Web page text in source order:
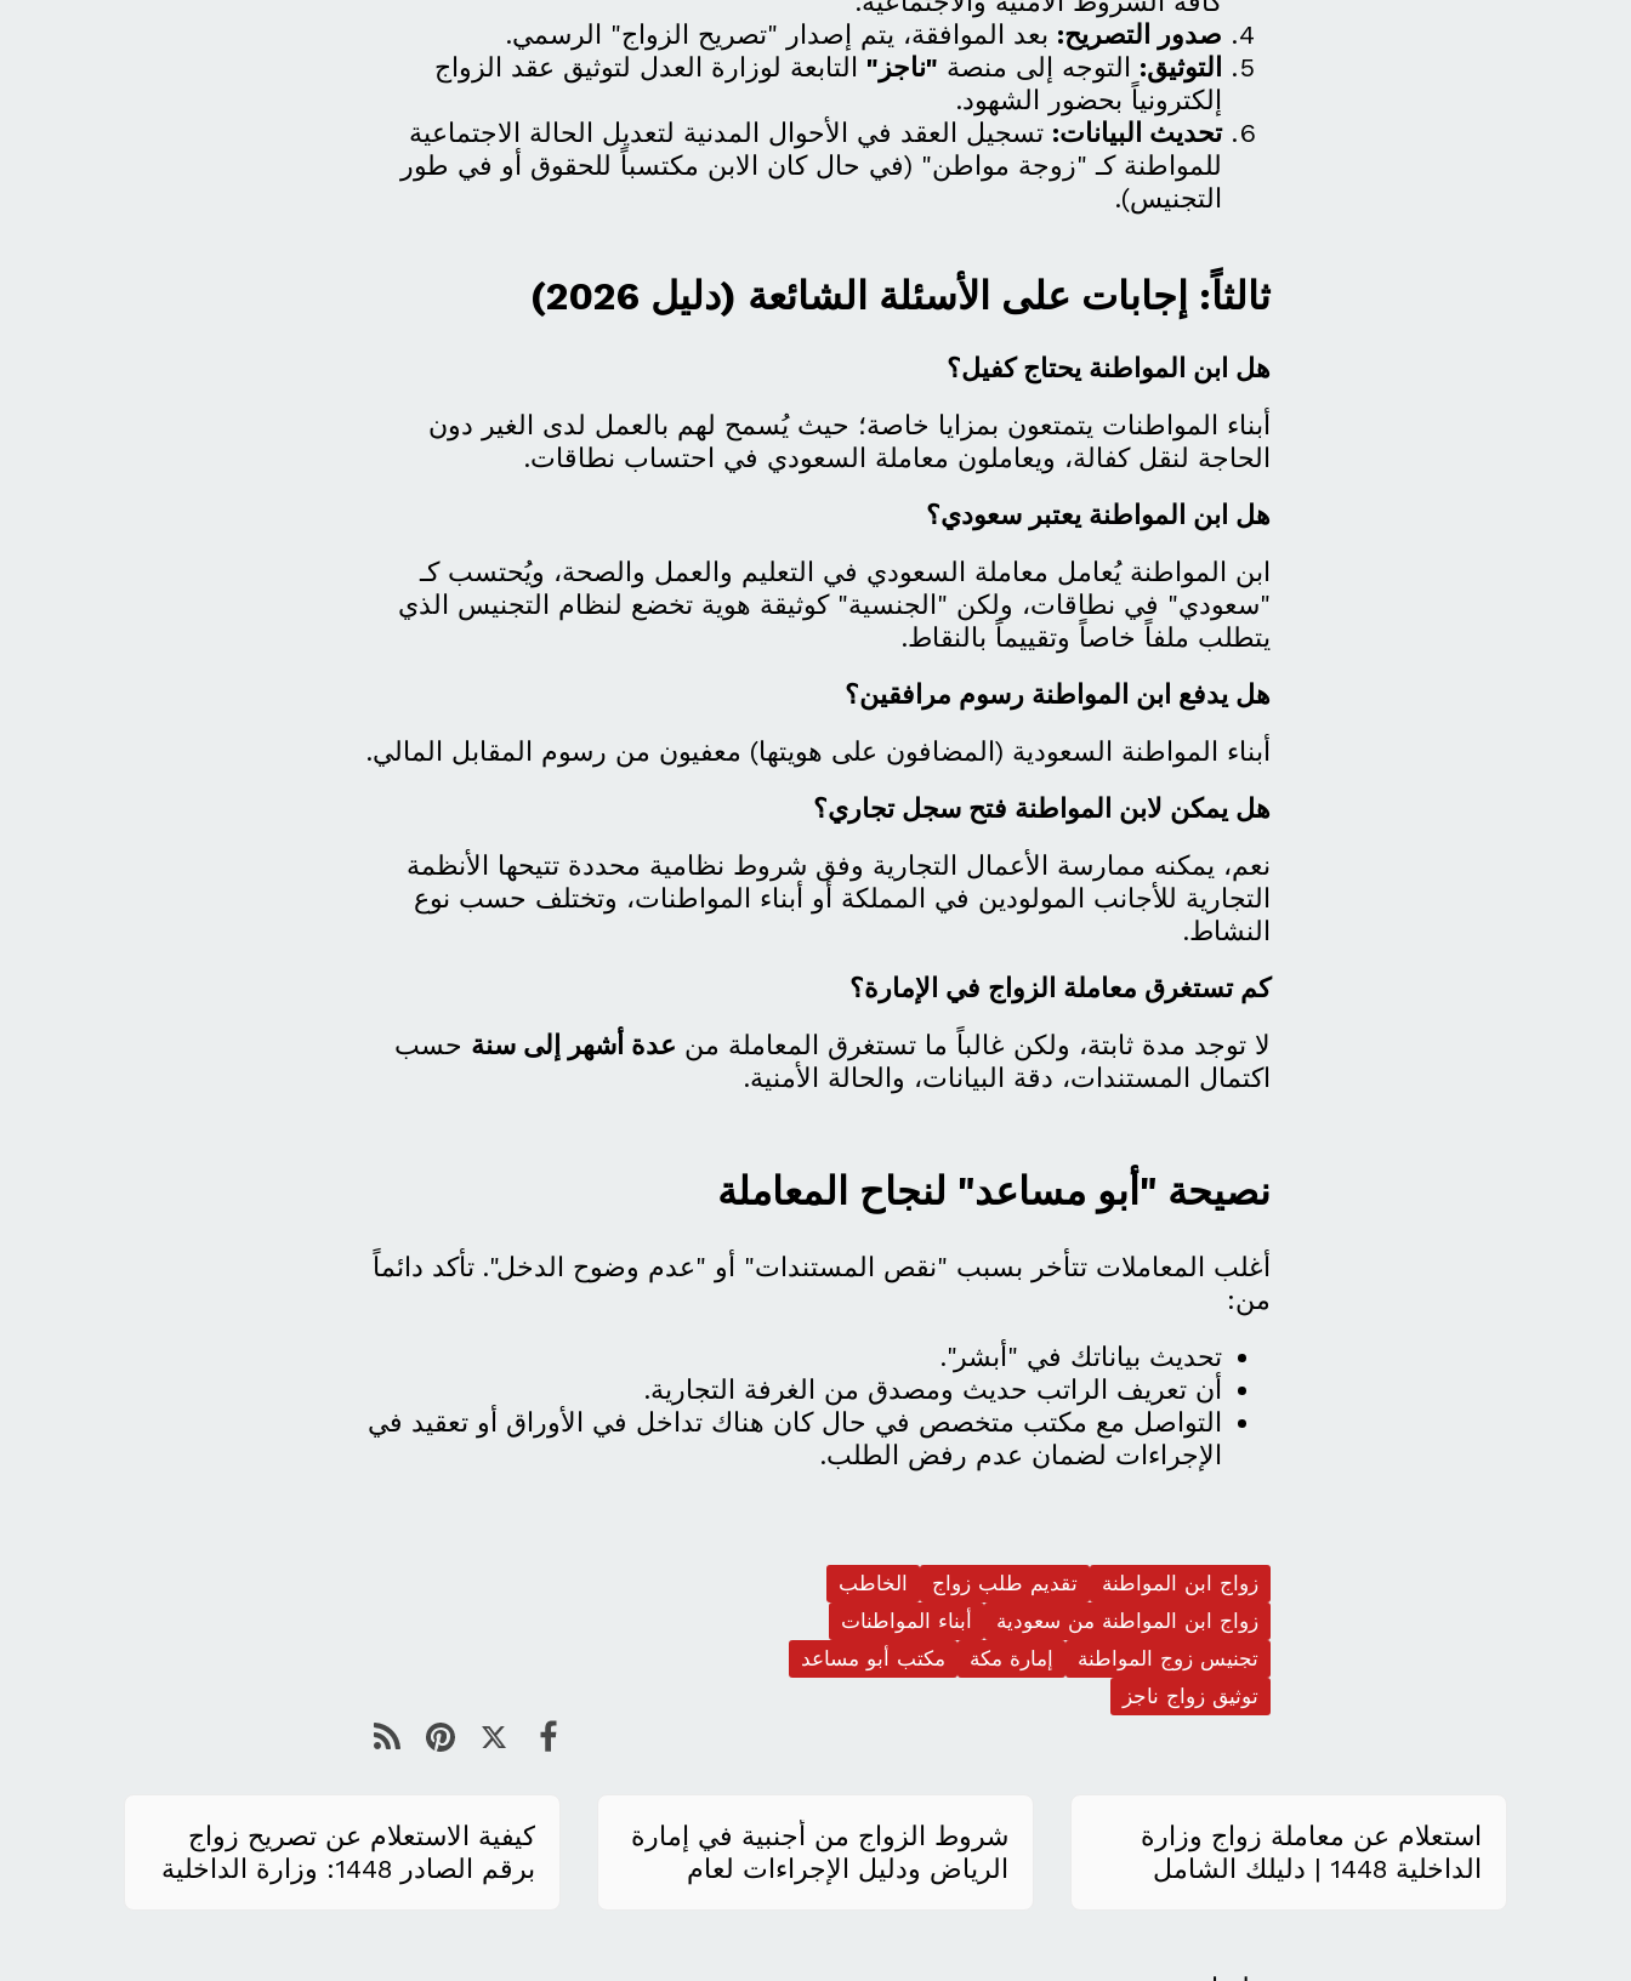
صدور التصريح: بعد الموافقة، يتم إصدار "تصريح الزواج" الرسمي.
التوثيق: التوجه إلى منصة "ناجز" التابعة لوزارة العدل لتوثيق عقد الزواج
إلكترونياً بحضور الشهود.
تحديث البيانات: تسجيل العقد في الأحوال المدنية لتعديل الحالة الاجتماعية
للمواطنة كـ "زوجة مواطن" (في حال كان الابن مكتسباً للحقوق أو في طور
التجنيس).
ثالثاً: إجابات على الأسئلة الشائعة (دليل 2026)
هل ابن المواطنة يحتاج كفيل؟
أبناء المواطنات يتمتعون بمزايا خاصة؛ حيث يُسمح لهم بالعمل لدى الغير دون
الحاجة لنقل كفالة، ويعاملون معاملة السعودي في احتساب نطاقات.
هل ابن المواطنة يعتبر سعودي؟
ابن المواطنة يُعامل معاملة السعودي في التعليم والعمل والصحة، ويُحتسب كـ
"سعودي" في نطاقات، ولكن "الجنسية" كوثيقة هوية تخضع لنظام التجنيس الذي
يتطلب ملفاً خاصاً وتقييماً بالنقاط.
هل يدفع ابن المواطنة رسوم مرافقين؟
أبناء المواطنة السعودية (المضافون على هويتها) معفيون من رسوم المقابل المالي.
هل يمكن لابن المواطنة فتح سجل تجاري؟
نعم، يمكنه ممارسة الأعمال التجارية وفق شروط نظامية محددة تتيحها الأنظمة
التجارية للأجانب المولودين في المملكة أو أبناء المواطنات، وتختلف حسب نوع
النشاط.
كم تستغرق معاملة الزواج في الإمارة؟
لا توجد مدة ثابتة، ولكن غالباً ما تستغرق المعاملة من عدة أشهر إلى سنة حسب
اكتمال المستندات، دقة البيانات، والحالة الأمنية.
نصيحة "أبو مساعد" لنجاح المعاملة
أغلب المعاملات تتأخر بسبب "نقص المستندات" أو "عدم وضوح الدخل". تأكد دائماً
من:
تحديث بياناتك في "أبشر".
أن تعريف الراتب حديث ومصدق من الغرفة التجارية.
التواصل مع مكتب متخصص في حال كان هناك تداخل في الأوراق أو تعقيد في
الإجراءات لضمان عدم رفض الطلب.
زواج ابن المواطنة تقديم طلب زواج
الخاطب
زواج ابن المواطنة من سعودية
أبناء المواطنات
تجنيس زوج المواطنة
إمارة مكة
مكتب أبو مساعد
توثيق زواج ناجز
استعلام عن معاملة زواج وزارة
الداخلية 1448 | دليلك الشامل
شروط الزواج من أجنبية في إمارة
الرياض ودليل الإجراءات لعام
كيفية الاستعلام عن تصريح زواج
برقم الصادر 1448: وزارة الداخلية